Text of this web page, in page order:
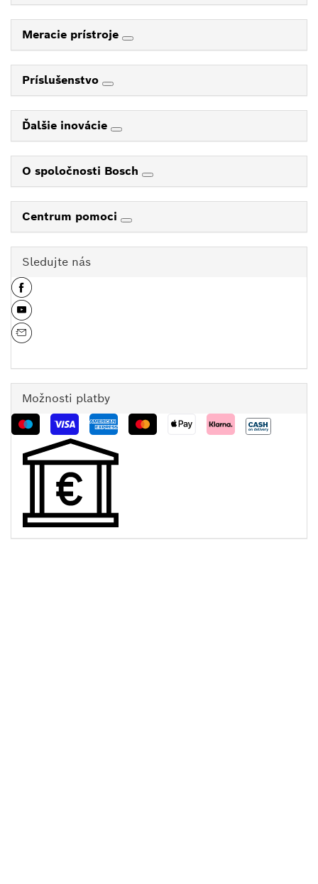
Meracie prístroje
Príslušenstvo
Ďalšie inovácie
O spoločnosti Bosch
Centrum pomoci
Sledujte nás
Možnosti platby